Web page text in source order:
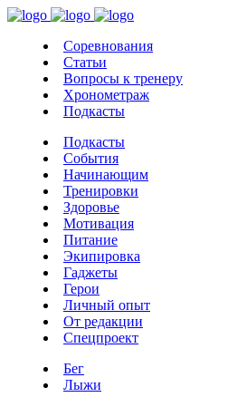
Соревнования
Статьи
Вопросы к тренеру
Хронометраж
Подкасты
Подкасты
События
Начинающим
Тренировки
Здоровье
Мотивация
Питание
Экипировка
Гаджеты
Герои
Личный опыт
От редакции
Спецпроект
Бег
Лыжи